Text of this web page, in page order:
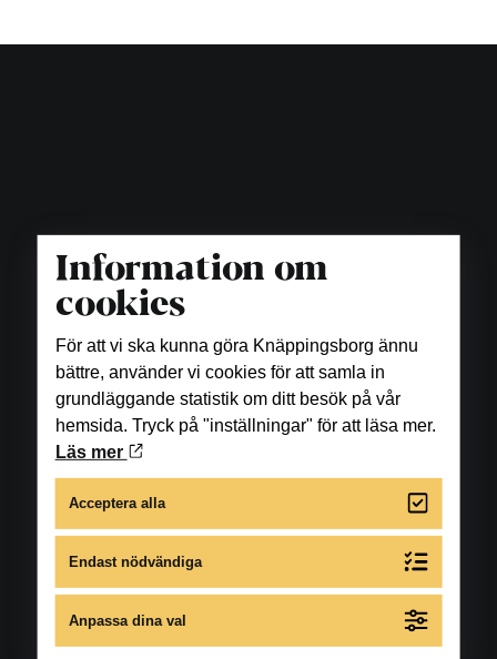
Öppettider
Butiker
Måndag-fredag: 10.00-18.00
Information om
cookies
För att vi ska kunna göra Knäppingsborg ännu
bättre, använder vi cookies för att samla in
grundläggande statistik om ditt besök på vår
hemsida. Tryck på "inställningar" för att läsa mer.
Läs mer
Acceptera alla
Endast nödvändiga
Anpassa dina val